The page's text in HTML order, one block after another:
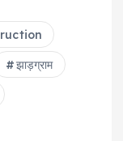
झाड़ग्राम